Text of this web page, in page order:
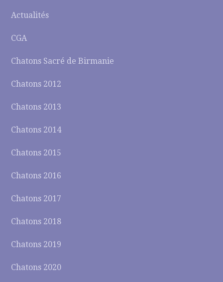
Actualités
CGA
Chatons Sacré de Birmanie
Chatons 2012
Chatons 2013
Chatons 2014
Chatons 2015
Chatons 2016
Chatons 2017
Chatons 2018
Chatons 2019
Chatons 2020